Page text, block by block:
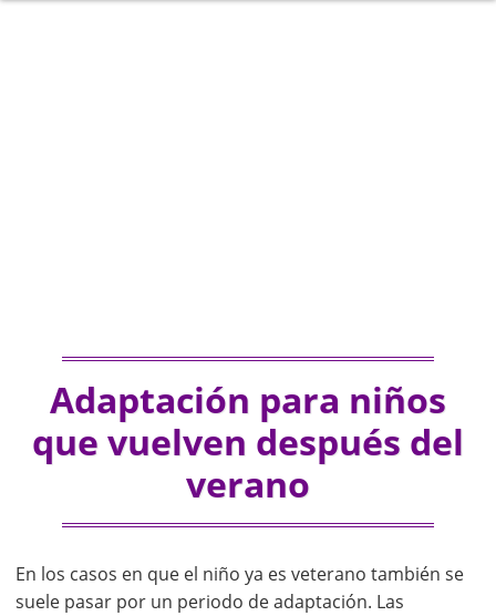
Adaptación para niños
que vuelven después del
verano
En los casos en que el niño ya es veterano también se
suele pasar por un periodo de adaptación. Las